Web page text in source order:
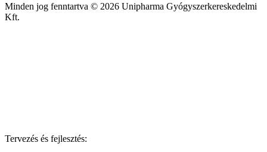
Minden jog fenntartva © 2026 Unipharma Gyógyszerkereskedelmi
Kft.
Tervezés és fejlesztés: